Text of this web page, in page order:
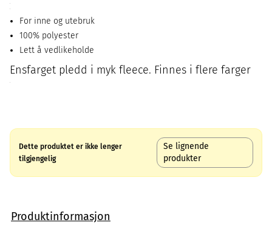
For inne og utebruk
100% polyester
Lett å vedlikeholde
Ensfarget pledd i myk fleece. Finnes i flere farger
Dette produktet er ikke lenger
tilgjengelig
Se lignende
produkter
Produktinformasjon